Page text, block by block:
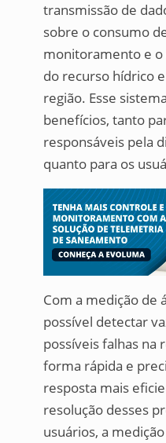
transmissão de
sobre o consumo
monitoramento e
do recurso hídrico
região. Esse
benefícios, tanto
responsáveis pela
quanto para os
Com a medição de
possível detectar
possíveis falhas na
forma rápida e
resposta mais
resolução desses
usuários, a